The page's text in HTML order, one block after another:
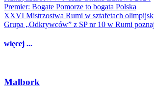
Premier: Bogate Pomorze to bogata Polska
XXVI Mistrzostwa Rumi w sztafetach
Grupa „Odkrywców” z SP nr 10 w Rumi
więcej ...
Malbork